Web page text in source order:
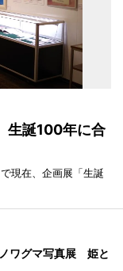
生誕100年に合
現在、企画展「生誕
ワグマ写真展 姫と